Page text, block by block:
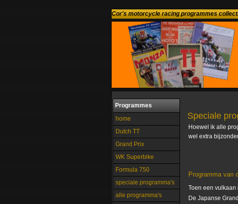
Cor's motorcycle racing programmes
Programmes
home
Dutch TT
Grand Prix
WK Superbike
Formula 750
speciale programma's
alle programma's
Speciale
Hoewel ik alle
wel extra
Programma van
Toen een
De Japanse